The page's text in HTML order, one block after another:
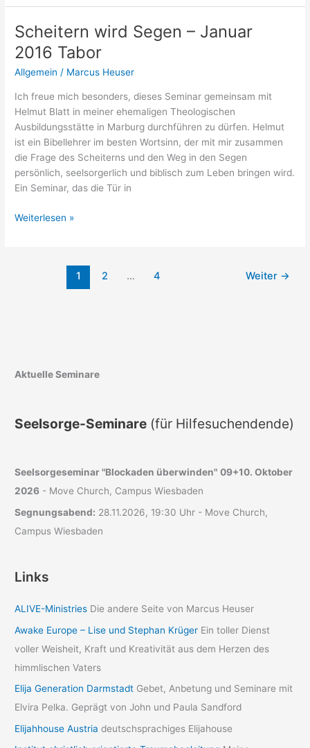
Loslassen
Start
mit
neuem
Scheitern wird Segen – Januar
2016 Tabor
Allgemein / Marcus Heuser
Ich freue mich besonders, dieses Seminar gemeinsam mit
Helmut Blatt in meiner ehemaligen Theologischen
Ausbildungsstätte in Marburg durchführen zu dürfen. Helmut
ist ein Bibellehrer im besten Wortsinn, der mit mir zusammen
die Frage des Scheiterns und den Weg in den Segen
persönlich, seelsorgerlich und biblisch zum Leben bringen wird.
Ein Seminar, das die Tür in
Scheitern
Weiterlesen »
1 2 … 4 Weiter →
Aktuelle Seminare
Seelsorge-Seminare (für Hilfesuchendende)
Seelsorgeseminar "Blockaden überwinden" 09+10. Oktober
2026 - Move Church, Campus Wiesbaden
Segnungsabend: 28.11.2026, 19:30 Uhr - Move Church,
Campus Wiesbaden
Links
ALIVE-Ministries Die andere Seite von Marcus Heuser
Awake Europe – Lise und Stephan Krüger Ein toller Dienst
voller Weisheit, Kraft und Kreativität aus dem Herzen des
himmlischen Vaters
Elija Generation Darmstadt Gebet, Anbetung und Seminare mit
Elvira Pelka. Geprägt von John und Paula Sandford
Elijahhouse Austria deutschsprachiges Elijahouse